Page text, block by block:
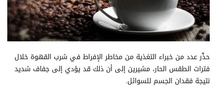
حذّر عدد من خبراء التغذية من مخاطر الإفراط في شرب القهوة خلال
فترات الطقس الحار، مشيرين إلى أن ذلك قد يؤدي إلى جفاف شديد
نتيجة فقدان الجسم للسوائل.